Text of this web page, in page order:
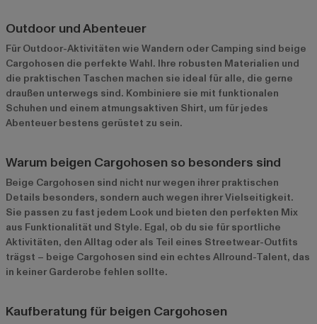
Outdoor und Abenteuer
Für Outdoor-Aktivitäten wie Wandern oder Camping sind beige
Cargohosen die perfekte Wahl. Ihre robusten Materialien und
die praktischen Taschen machen sie ideal für alle, die gerne
draußen unterwegs sind. Kombiniere sie mit funktionalen
Schuhen und einem atmungsaktiven Shirt, um für jedes
Abenteuer bestens gerüstet zu sein.
Warum beigen Cargohosen so besonders sind
Beige Cargohosen sind nicht nur wegen ihrer praktischen
Details besonders, sondern auch wegen ihrer Vielseitigkeit.
Sie passen zu fast jedem Look und bieten den perfekten Mix
aus Funktionalität und Style. Egal, ob du sie für sportliche
Aktivitäten, den Alltag oder als Teil eines Streetwear-Outfits
trägst – beige Cargohosen sind ein echtes Allround-Talent, das
in keiner Garderobe fehlen sollte.
Kaufberatung für beigen Cargohosen